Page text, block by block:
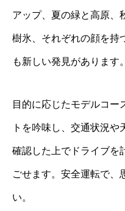
アップ、夏の緑と高原、
樹氷、それぞれの顔を持
も新しい発見があります。
目的に応じたモデルコー
トを吟味し、交通状況
確認した上でドライブを
ごせます。安全運転で、
い。